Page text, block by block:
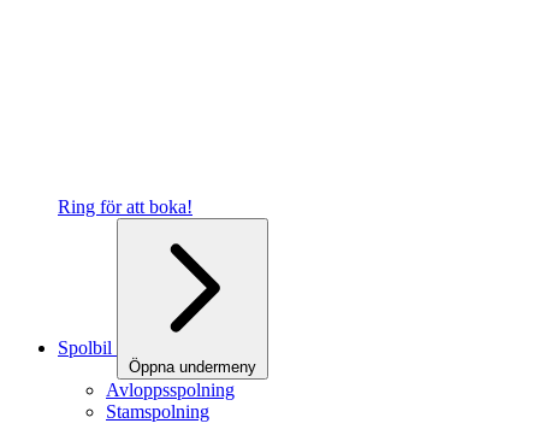
Ring för att boka!
Spolbil
Öppna undermeny
Avloppsspolning
Stamspolning